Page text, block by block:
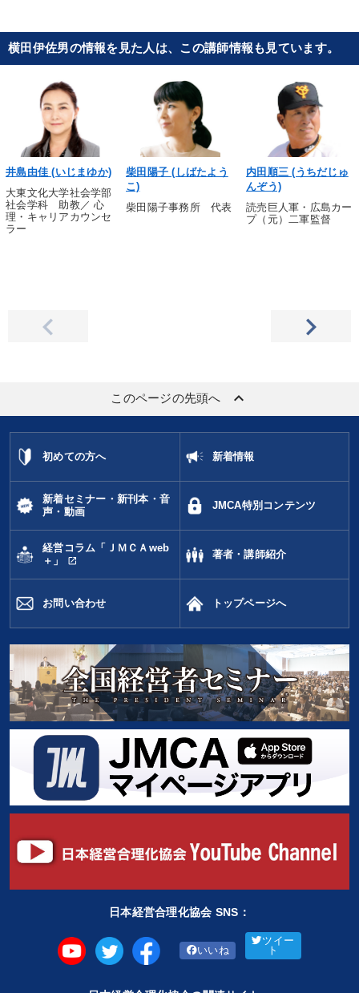
横田伊佐男の情報を見た人は、この講師情報も見ています。
井島由佳 (いじまゆか)
大東文化大学社会学部
社会学科 助教／ 心
理・キャリアカウンセ
ラー
柴田陽子 (しばたよう
こ)
柴田陽子事務所 代表
内田順三 (うちだじゅ
んぞう)
読売巨人軍・広島カー
プ（元）二軍監督
このページの先頭へ keyboard_arrow_up
初めての方へ 新着情報
新着セミナー・新刊本・音
声・動画
JMCA特別コンテンツ
経営コラム「ＪＭＣＡweb
＋」
open_in_new
著者・講師紹介
お問い合わせ トップページへ
日本経営合理化協会 SNS：
いいね
ツイー
ト